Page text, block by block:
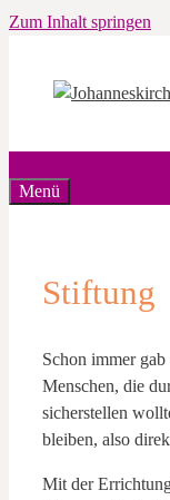
Zum Inhalt springen
Menü
Stiftung
Schon immer
Menschen, die
sicherstellen
bleiben, also
Mit der